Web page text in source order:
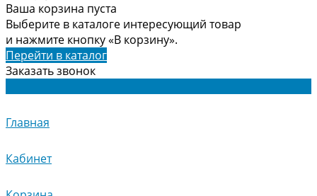
Ваша корзина пуста
Выберите в каталоге интересующий товар
и нажмите кнопку «В корзину».
Перейти в каталог
Заказать звонок
Главная
Кабинет